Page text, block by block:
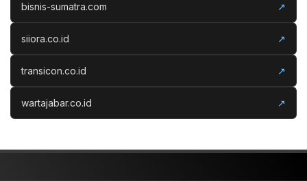
bisnis-sumatra.com ↗
siiora.co.id ↗
transicon.co.id ↗
wartajabar.co.id ↗